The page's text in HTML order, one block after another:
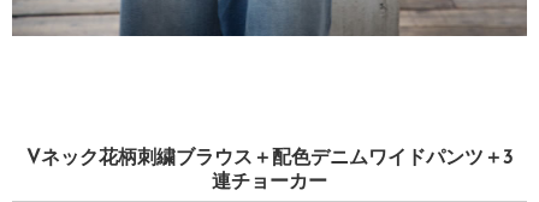
Vネック花柄刺繍ブラウス＋配色デニムワイドパンツ＋3
連チョーカー